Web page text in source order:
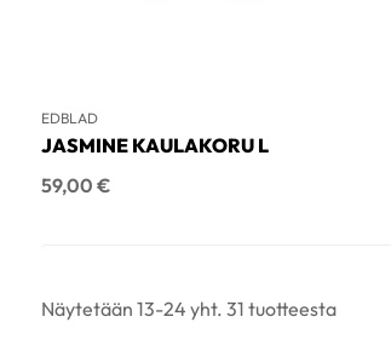
EDBLAD
JASMINE KAULAKORU L
Hinta
59,00 €
Näytetään 13-24 yht. 31 tuotteesta